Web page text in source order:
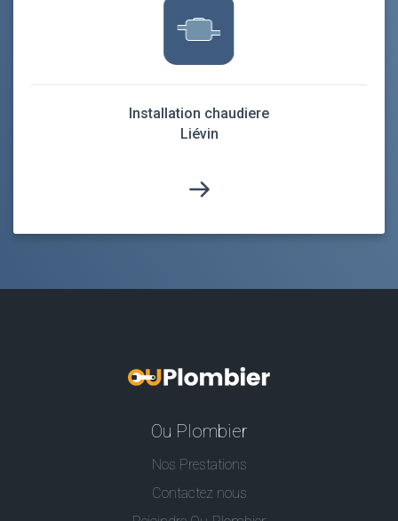
Installation chaudiere
Liévin
Ou Plombier
Nos Prestations
Contactez nous